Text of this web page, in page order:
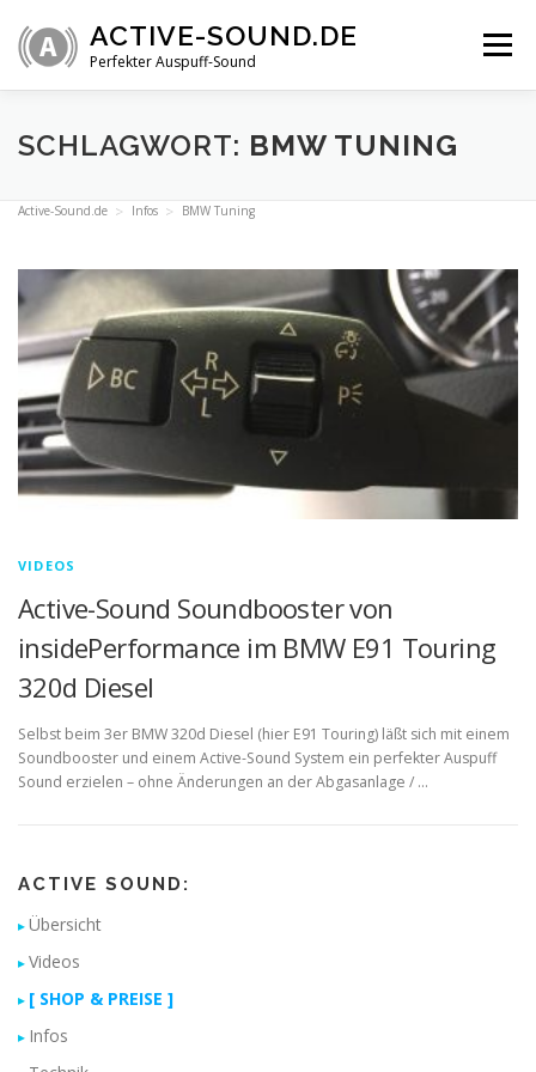
Inhalt
springen
ACTIVE-SOUND.DE
Perfekter Auspuff-Sound
Menü
ÜBERSICHT VIDEOS INFOS SHOP
SCHLAGWORT: BMW TUNING
Active-Sound.de Infos BMW Tuning
VIDEOS
Active-Sound Soundbooster von
insidePerformance im BMW E91 Touring
320d Diesel
Selbst beim 3er BMW 320d Diesel (hier E91 Touring) läßt sich mit einem
Soundbooster und einem Active-Sound System ein perfekter Auspuff
Sound erzielen – ohne Änderungen an der Abgasanlage / …
ACTIVE SOUND:
Übersicht
Videos
[ SHOP & PREISE ]
Infos